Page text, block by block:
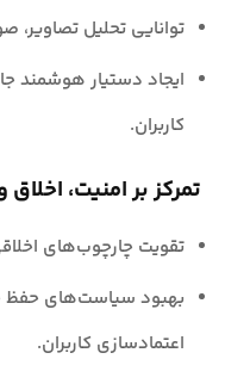
توانایی تحلیل تصاویر،
ایجاد دستیار هوشمند
کاربران.
تمرکز بر امنیت،
تقویت چارچوب‌های
بهبود سیاست‌های
اعتمادسازی کاربران.